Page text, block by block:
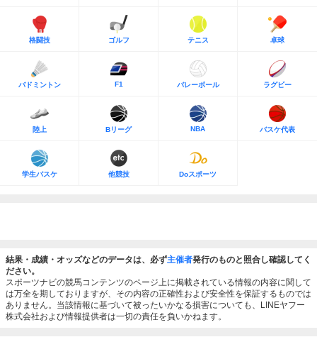
格闘技 ゴルフ テニス 卓球
バドミントン F1 バレーボール ラグビー
陸上 Bリーグ NBA バスケ代表
学生バスケ 他競技 Doスポーツ
結果・成績・オッズなどのデータは、必ず主催者発行のものと照合し確認してく
ださい。
スポーツナビの競馬コンテンツのページ上に掲載されている情報の内容に関して
は万全を期しておりますが、その内容の正確性および安全性を保証するものでは
ありません。当該情報に基づいて被ったいかなる損害についても、LINEヤフー
株式会社および情報提供者は一切の責任を負いかねます。